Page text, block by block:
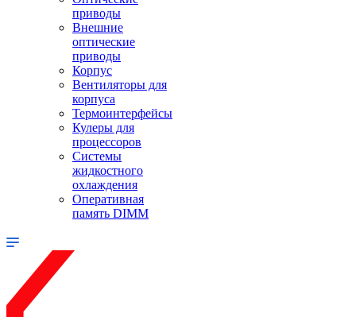
приводы
Внешние
оптические
приводы
Корпус
Вентиляторы для
корпуса
Термоинтерфейсы
Кулеры для
процессоров
Системы
жидкостного
охлаждения
Оперативная
память DIMM